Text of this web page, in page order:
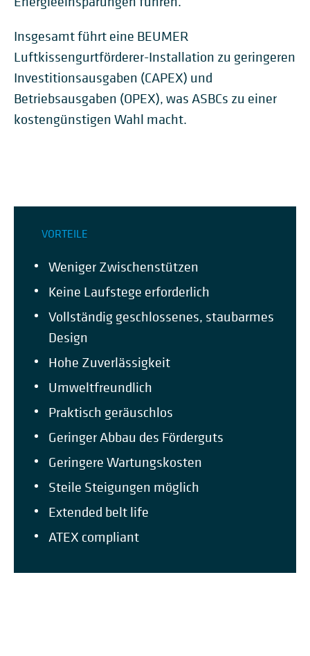
Insgesamt führt eine BEUMER
Luftkissengurtförderer-Installation zu geringeren
Investitionsausgaben (CAPEX) und
Betriebsausgaben (OPEX), was ASBCs zu einer
kostengünstigen Wahl macht.
VORTEILE
Weniger Zwischenstützen
Keine Laufstege erforderlich
Vollständig geschlossenes, staubarmes
Design
Hohe Zuverlässigkeit
Umweltfreundlich
Praktisch geräuschlos
Geringer Abbau des Förderguts
Geringere Wartungskosten
Steile Steigungen möglich
Extended belt life
ATEX compliant